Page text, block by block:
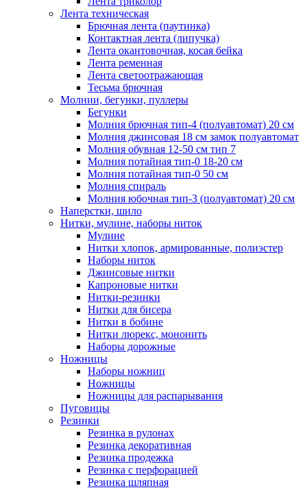
Лента техническая
Брючная лента (паутинка)
Контактная лента (липучка)
Лента окантовочная, косая бейка
Лента ременная
Лента светоотражающая
Тесьма брючная
Молнии, бегунки, пуллеры
Бегунки
Молния брючная тип-4 (полуавтомат) 20 см
Молния джинсовая 18 см замок полуавтомат
Молния обувная 12-50 см тип 7
Молния потайная тип-0 18-20 см
Молния потайная тип-0 50 см
Молния спираль
Молния юбочная тип-3 (полуавтомат) 20 см
Наперстки, шило
Нитки, мулине, наборы ниток
Мулине
Нитки хлопок, армированные, полиэстер
Наборы ниток
Джинсовые нитки
Капроновые нитки
Нитки-резинки
Нитки для бисера
Нитки в бобине
Нитки люрекс, мононить
Наборы дорожные
Ножницы
Наборы ножниц
Ножницы
Ножницы для распарывания
Пуговицы
Резинки
Резинка в рулонах
Резинка декоративная
Резинка продежка
Резинка с перфорацией
Резинка шляпная